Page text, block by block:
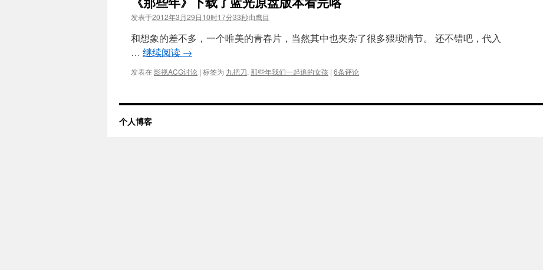
发表于2012年3月29日10时17分33秒由鹰目
和想象的差不多，一个唯美的青春片，当然其中也夹杂了很多猥琐情节。 还不错吧，代入
… 继续阅读 →
发表在影视ACG讨论 | 标签为 九把刀, 那些年我们一起追的女孩 | 6条评论
个人博客